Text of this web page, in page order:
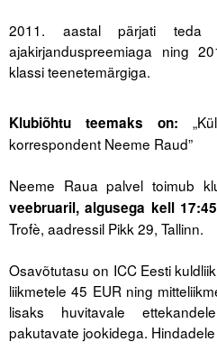
2011. aastal pärjati teda
ajakirjanduspreemiaga ning
klassi teenetemärgiga.
Klubiõhtu teemaks on:
korrespondent Neeme Raud”
Neeme Raua palvel toimub
veebruaril, algusega kell 17:45
Trofè, aadressil Pikk 29, Tallinn.
Osavõtutasu on ICC Eesti
liikmetele 45 EUR ning
lisaks huvitavale
pakutavate jookidega.